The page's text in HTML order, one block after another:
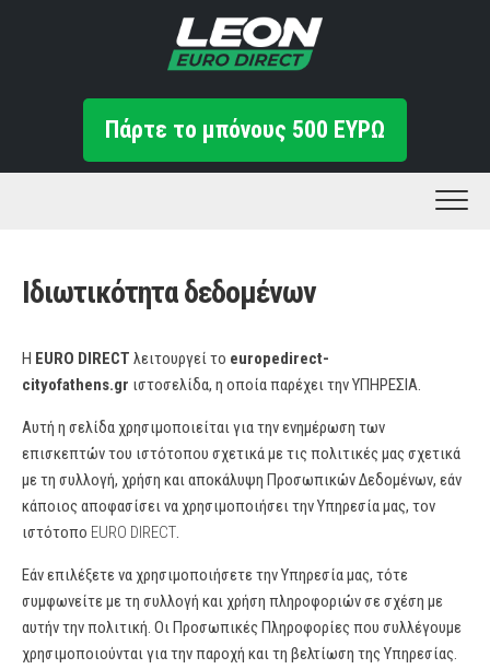
Πάρτε το μπόνους 500 ΕΥΡΩ
Ιδιωτικότητα δεδομένων
Η EURO DIRECT λειτουργεί το europedirect-
cityofathens.gr ιστοσελίδα, η οποία παρέχει την ΥΠΗΡΕΣΙΑ.
Αυτή η σελίδα χρησιμοποιείται για την ενημέρωση των
επισκεπτών του ιστότοπου σχετικά με τις πολιτικές μας σχετικά
με τη συλλογή, χρήση και αποκάλυψη Προσωπικών Δεδομένων, εάν
κάποιος αποφασίσει να χρησιμοποιήσει την Υπηρεσία μας, τον
ιστότοπο EURO DIRECT.
Εάν επιλέξετε να χρησιμοποιήσετε την Υπηρεσία μας, τότε
συμφωνείτε με τη συλλογή και χρήση πληροφοριών σε σχέση με
αυτήν την πολιτική. Οι Προσωπικές Πληροφορίες που συλλέγουμε
χρησιμοποιούνται για την παροχή και τη βελτίωση της Υπηρεσίας.